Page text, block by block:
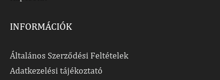
INFORMÁCIÓK
Általános Szerződési Feltételek
Adatkezelési tájékoztató